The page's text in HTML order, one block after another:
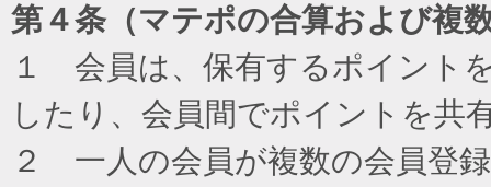
第４条（マテポの合算および複
１ 会員は、保有するポイント
したり、会員間でポイントを共
２ 一人の会員が複数の会員登